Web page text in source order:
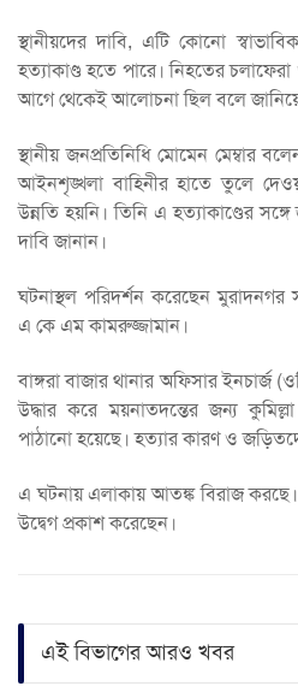
স্থানীয়দের দাবি, এটি কোনো
হত্যাকাণ্ড হতে পারে। নিহতের
আগে থেকেই আলোচনা ছিল বলে
স্থানীয় জনপ্রতিনিধি মোমেন মেম্বার
আইনশৃঙ্খলা বাহিনীর হাতে তুলে
উন্নতি হয়নি। তিনি এ হত্যাকাণ্ডের
দাবি জানান।
ঘটনাস্থল পরিদর্শন করেছেন মুরাদনগর
এ কে এম কামরুজ্জামান।
বাঙ্গরা বাজার থানার অফিসার ইনচার্জ
উদ্ধার করে ময়নাতদন্তের জন্য
পাঠানো হয়েছে। হত্যার কারণ ও
এ ঘটনায় এলাকায় আতঙ্ক বিরাজ করছে।
উদ্বেগ প্রকাশ করেছেন।
এই বিভাগের আরও খবর